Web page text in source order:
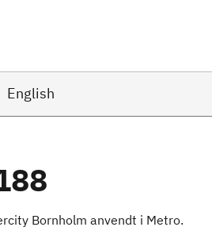
English
Bornholm anvendt i Metro.